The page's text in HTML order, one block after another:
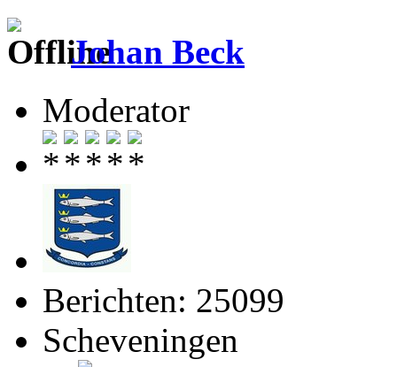
Johan Beck
Moderator
Berichten: 25099
Scheveningen